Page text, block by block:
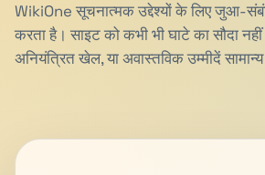
WikiOne सूचनात्मक उद्देश्यों के लिए जुआ-
करता है। साइट को कभी भी घाटे का सौदा नहीं
अनियंत्रित खेल, या अवास्तविक उम्मीदें